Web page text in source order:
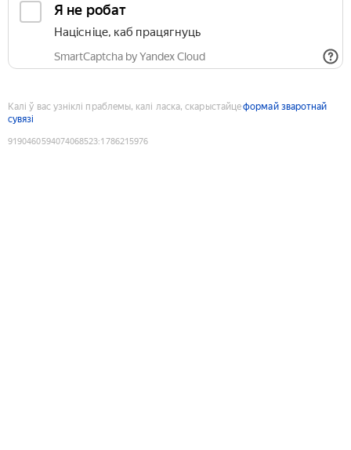
Я не робат
Націсніце, каб працягнуць
SmartCaptcha by Yandex Cloud
Калі ў вас узніклі праблемы, калі ласка, скарыстайцеформай зваротнай
сувязі
9190460594074068523:1786215976